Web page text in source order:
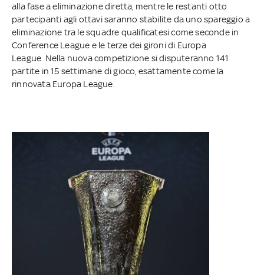
alla fase a eliminazione diretta, mentre le restanti otto
partecipanti agli ottavi saranno stabilite da uno spareggio a
eliminazione tra le squadre qualificatesi come seconde in
Conference League e le terze dei gironi di Europa
League. Nella nuova competizione si disputeranno 141
partite in 15 settimane di gioco, esattamente come la
rinnovata Europa League.